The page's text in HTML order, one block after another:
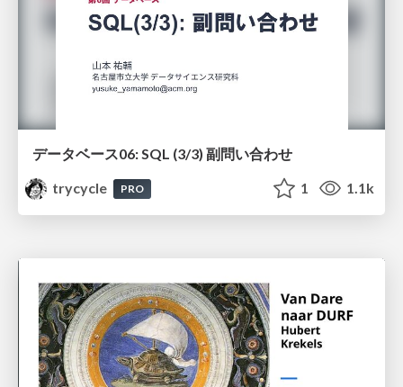
データベース06: SQL (3/3) 副問い合わせ
trycycle
PRO 1 1.1k